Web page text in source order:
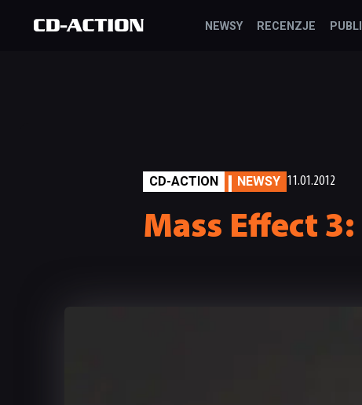
NEWSY RECENZJE
CD-ACTION NEWSY 11.01.2012
Mass Effect